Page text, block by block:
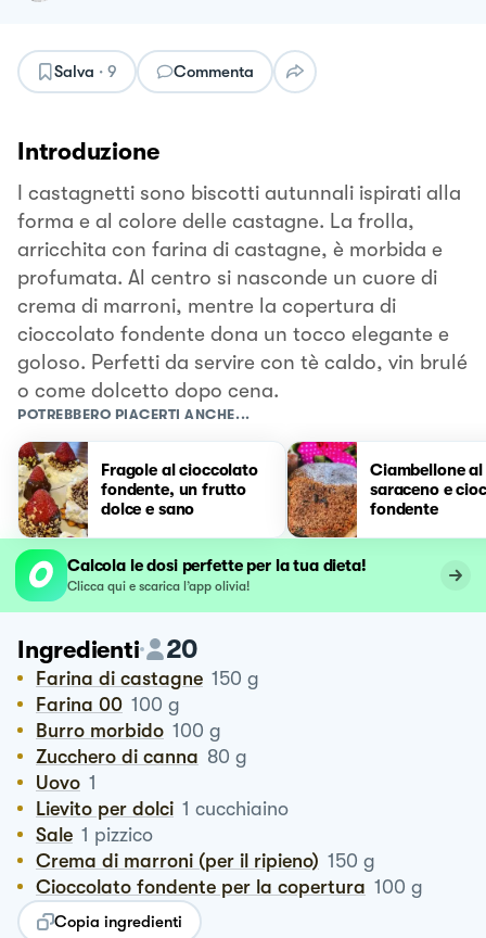
Salva · 9 Commenta
Introduzione
I castagnetti sono biscotti autunnali ispirati alla
forma e al colore delle castagne. La frolla,
arricchita con farina di castagne, è morbida e
profumata. Al centro si nasconde un cuore di
crema di marroni, mentre la copertura di
cioccolato fondente dona un tocco elegante e
goloso. Perfetti da servire con tè caldo, vin brulé
o come dolcetto dopo cena.
POTREBBERO PIACERTI ANCHE...
Fragole al cioccolato
fondente, un frutto
dolce e sano
Ciambellone
saraceno e
fondente
Calcola le dosi perfette per la tua dieta!
Clicca qui e scarica l’app olivia!
Ingredienti 20
Farina di castagne 150 g
Farina 00 100 g
Burro morbido 100 g
Zucchero di canna 80 g
Uovo 1
Lievito per dolci 1 cucchiaino
Sale 1 pizzico
Crema di marroni (per il ripieno) 150 g
Cioccolato fondente per la copertura 100 g
Copia ingredienti